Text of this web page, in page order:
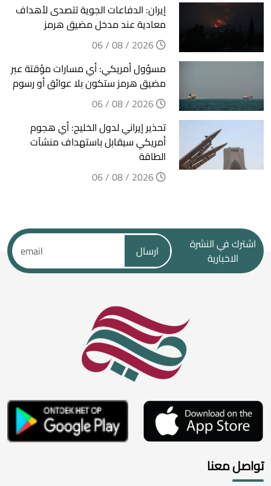
إيران: الدفاعات الجوية تتصدى لأهداف
معادية عند مدخل مضيق هرمز
مسؤول أمريكي: أي مسارات مؤقتة عبر
مضيق هرمز ستكون بلا عوائق أو رسوم
تحذير إيراني لدول الخليج: أي هجوم
أمريكي سيقابل باستهداف منشآت
الطاقة
اشترك في النشرة
الاخبارية
ارسال
تواصل معنا